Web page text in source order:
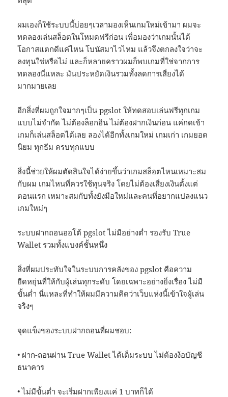
ผมเองก็ใช้ระบบนี้บ่อยๆเวลามองเห็นเกมใหม่เข้ามา ผมจะ
ทดลองเล่นสล็อตในโหมดฟรีก่อน เพื่อมองว่าเกมนั้นได้
โอกาสแตกดีแค่ไหน โบนัสมาไวไหม แล้วจึงตกลงใจว่าจะ
ลงทุนใช่หรือไม่ และก็หลายคราวผมก็พบเกมที่ใช่จากการ
ทดลองนี่แหละ มันประหยัดเงินรวมทั้งลดการเสี่ยงได้
มากมายเลย
อีกสิ่งที่ผมถูกใจมากๆเป็น pgslot ให้ทดสอบเล่นฟรีทุกเกม
แบบไม่จำกัด ไม่ต้องล็อกอิน ไม่ต้องฝากเงินก่อน แค่กดเข้า
เกมก็เล่นสล็อตได้เลย ลองได้อีกทั้งเกมใหม่ เกมเก่า เกมยอด
นิยม ทุกธีม ครบทุกแบบ
สิ่งนี้ช่วยให้ผมตัดสินใจได้ง่ายขึ้นว่าเกมสล็อตไหนเหมาะสม
กับผม เกมไหนที่ควรใช้ทุนจริง โดยไม่ต้องเสี่ยงเงินตั้งแต่
ตอนแรก เหมาะสมกับทั้งยังมือใหม่และคนที่อยากแปลงแนว
เกมใหม่ๆ
ระบบฝากถอนออโต้ pgslot ไม่มีอย่างต่ำ รองรับ True
Wallet รวมทั้งแบงค์ชั้นหนึ่ง
สิ่งที่ผมประทับใจในระบบการคลังของ pgslot คือความ
ยืดหยุ่นที่ให้กับผู้เล่นทุกระดับ โดยเฉพาะอย่างยิ่งเรื่อง ไม่มี
ขั้นต่ำ นี่แหละที่ทำให้ผมมีความคิดว่าเว็บแห่งนี้เข้าใจผู้เล่น
จริงๆ
จุดแข็งของระบบฝากถอนที่ผมชอบ:
• ฝาก-ถอนผ่าน True Wallet ได้เต็มระบบ ไม่ต้องง้อบัญชี
ธนาคาร
• ไม่มีขั้นต่ำ จะเริ่มฝากเพียงแค่ 1 บาทก็ได้